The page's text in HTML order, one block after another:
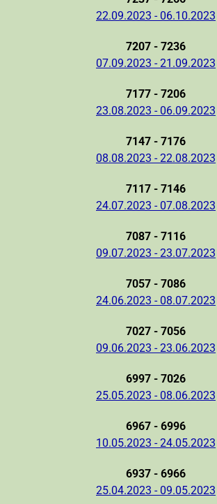
22.09.2023 - 06.10.2023
7207 - 7236
07.09.2023 - 21.09.2023
7177 - 7206
23.08.2023 - 06.09.2023
7147 - 7176
08.08.2023 - 22.08.2023
7117 - 7146
24.07.2023 - 07.08.2023
7087 - 7116
09.07.2023 - 23.07.2023
7057 - 7086
24.06.2023 - 08.07.2023
7027 - 7056
09.06.2023 - 23.06.2023
6997 - 7026
25.05.2023 - 08.06.2023
6967 - 6996
10.05.2023 - 24.05.2023
6937 - 6966
25.04.2023 - 09.05.2023